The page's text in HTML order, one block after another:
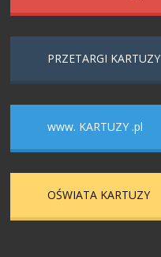
PRZETARGI KARTUZY
www. KARTUZY .pl
OŚWIATA KARTUZY